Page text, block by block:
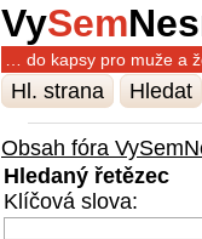
VySem
… do kapsy pro muže a
Hl. strana Hledat
Obsah fóra
Hledaný řetězec
Klíčová slova: